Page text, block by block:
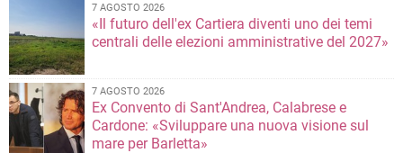
7 AGOSTO 2026
«Il futuro dell'ex Cartiera diventi uno dei temi
centrali delle elezioni amministrative del 2027»
7 AGOSTO 2026
Ex Convento di Sant'Andrea, Calabrese e
Cardone: «Sviluppare una nuova visione sul
mare per Barletta»